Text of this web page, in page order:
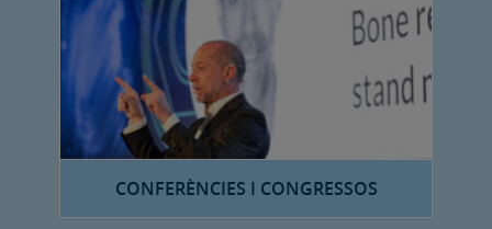
CONFERÈNCIES I CONGRESSOS